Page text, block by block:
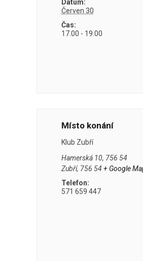
Datum:
Červen 30
Čas:
17.00 - 19.00
Místo konání
Klub Zubří
Hamerská 10, 756 54
Zubří, 756 54 + Google
Telefon:
571 659 447